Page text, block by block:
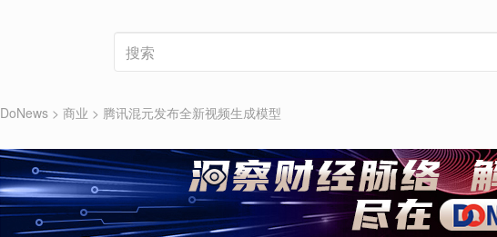
DoNews > 商业 > 腾讯混元发布全新视频生成模型